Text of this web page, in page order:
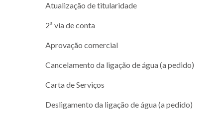
Atualização de titularidade
2ª via de conta
Aprovação comercial
Cancelamento da ligação de água (a pedido)
Carta de Serviços
Desligamento da ligação de água (a pedido)